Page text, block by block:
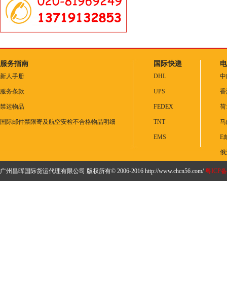
服务指南
新人手册
服务条款
禁运物品
国际邮件禁限寄及航空安检不合格物品明细
国际快递
DHL
UPS
FEDEX
TNT
EMS E
广州昌晖国际货运代理有限公司 版权所有© 2006-2016 http://www.chcn56.com/粤ICP